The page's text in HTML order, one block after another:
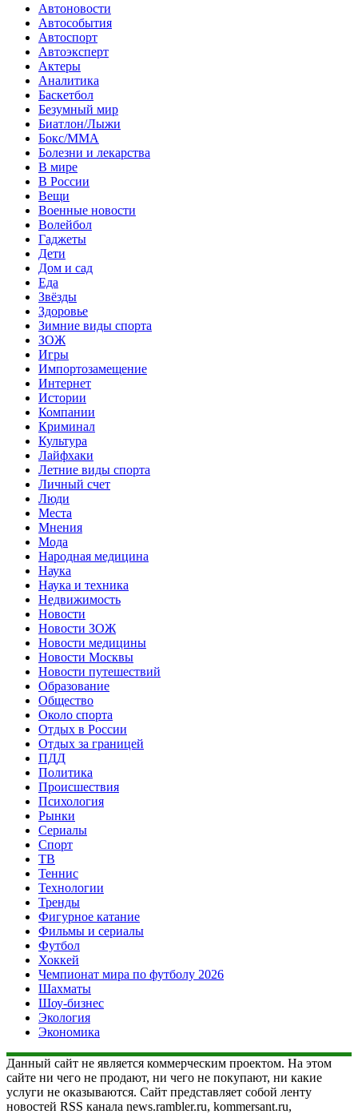
Автоновости
Автособытия
Автоспорт
Автоэксперт
Актеры
Аналитика
Баскетбол
Безумный мир
Биатлон/Лыжи
Бокс/MMA
Болезни и лекарства
В мире
В России
Вещи
Военные новости
Волейбол
Гаджеты
Дети
Дом и сад
Еда
Звёзды
Здоровье
Зимние виды спорта
ЗОЖ
Игры
Импортозамещение
Интернет
Истории
Компании
Криминал
Культура
Лайфхаки
Летние виды спорта
Личный счет
Люди
Места
Мнения
Мода
Народная медицина
Наука
Наука и техника
Недвижимость
Новости
Новости ЗОЖ
Новости медицины
Новости Москвы
Новости путешествий
Образование
Общество
Около спорта
Отдых в России
Отдых за границей
ПДД
Политика
Происшествия
Психология
Рынки
Сериалы
Спорт
ТВ
Теннис
Технологии
Тренды
Фигурное катание
Фильмы и сериалы
Футбол
Хоккей
Чемпионат мира по футболу 2026
Шахматы
Шоу-бизнес
Экология
Экономика
Данный сайт не является коммерческим проектом. На этом
сайте ни чего не продают, ни чего не покупают, ни какие
услуги не оказываются. Сайт представляет собой ленту
новостей RSS канала news.rambler.ru, kommersant.ru,